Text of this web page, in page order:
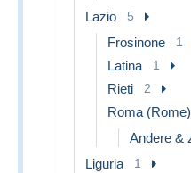
Lazio 5
Frosinone 1
Latina 1
Rieti 2
Roma (Rome)
Liguria 1